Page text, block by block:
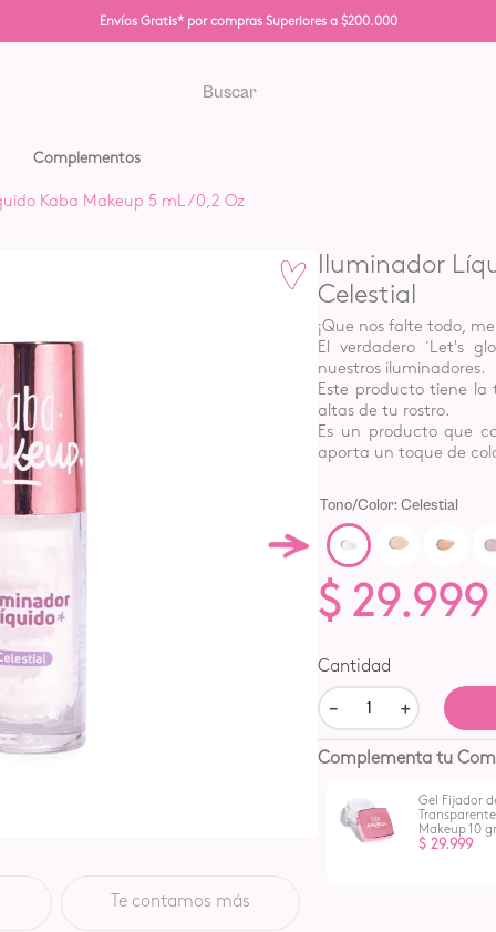
Envíos Gratis* por compras Superiores a $200.000
Complementos
Kaba Makeup 5 mL /0,2 Oz
Te contamos más
Iluminador
Celestial
¡Que nos falte todo,
El verdadero ´Let's
nuestros iluminadores.
Este producto tiene la
altas de tu rostro.
Es un producto que
aporta un toque de
Color: Celestial
$ 29.999
Cantidad
＋
－
Complementa tu
Gel Fijador
Makeup 10 gr
$ 29.999